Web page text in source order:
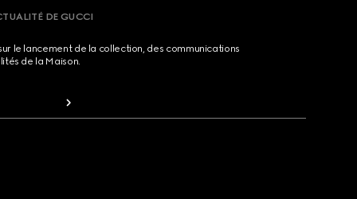
DE GUCCI
le lancement de la collection, des communications
de la Maison.